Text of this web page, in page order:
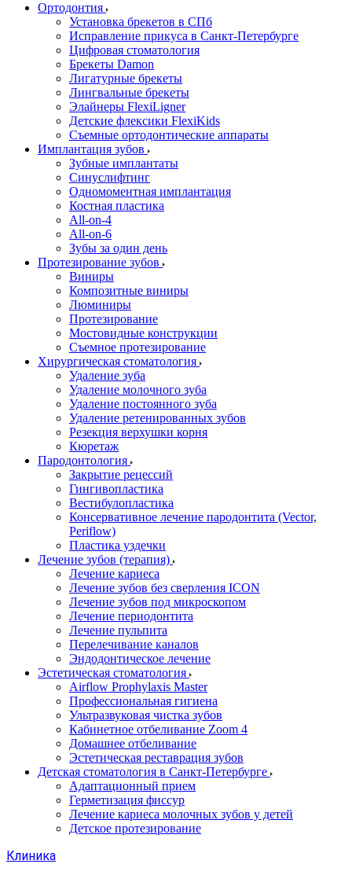
Ортодонтия
Установка брекетов в СПб
Исправление прикуса в Санкт-Петербурге
Цифровая стоматология
Брекеты Damon
Лигатурные брекеты
Лингвальные брекеты
Элайнеры FlexiLigner
Детские флексики FlexiKids
Съемные ортодонтические аппараты
Имплантация зубов
Зубные имплантаты
Синуслифтинг
Одномоментная имплантация
Костная пластика
All-on-4
All-on-6
Зубы за один день
Протезирование зубов
Виниры
Композитные виниры
Люминиры
Протезирование
Мостовидные конструкции
Съемное протезирование
Хирургическая стоматология
Удаление зуба
Удаление молочного зуба
Удаление постоянного зуба
Удаление ретенированных зубов
Резекция верхушки корня
Кюретаж
Пародонтология
Закрытие рецессий
Гингивопластика
Вестибулопластика
Консервативное лечение пародонтита (Vector,
Periflow)
Пластика уздечки
Лечение зубов (терапия)
Лечение кариеса
Лечение зубов без сверления ICON
Лечение зубов под микроскопом
Лечение периодонтита
Лечение пульпита
Перелечивание каналов
Эндодонтическое лечение
Эстетическая стоматология
Airflow Prophylaxis Master
Профессиональная гигиена
Ультразвуковая чистка зубов
Кабинетное отбеливание Zoom 4
Домашнее отбеливание
Эстетическая реставрация зубов
Детская стоматология в Санкт-Петербурге
Адаптационный прием
Герметизация фиссур
Лечение кариеса молочных зубов у детей
Детское протезирование
Клиника